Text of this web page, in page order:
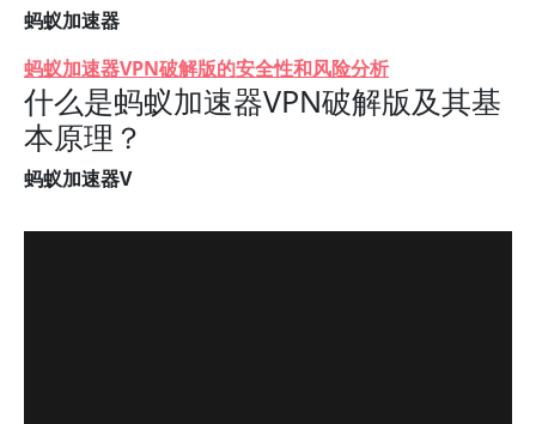
蚂蚁加速器
蚂蚁加速器VPN破解版的安全性和风险分析
什么是蚂蚁加速器VPN破解版及其基
本原理？
蚂蚁加速器V